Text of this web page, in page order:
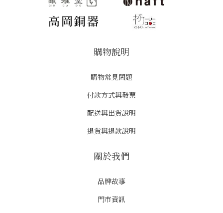
購物說明
購物常見問題
付款方式與發票
配送與出貨說明
退貨與退款說明
關於我們
品牌故事
門市資訊